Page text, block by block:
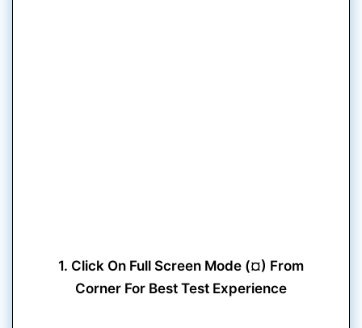
1. Click On Full Screen Mode (¤) From
Corner For Best Test Experience